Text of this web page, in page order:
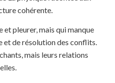
cohérente.
et pleurer, mais qui manque
de résolution des conflits.
mais leurs relations